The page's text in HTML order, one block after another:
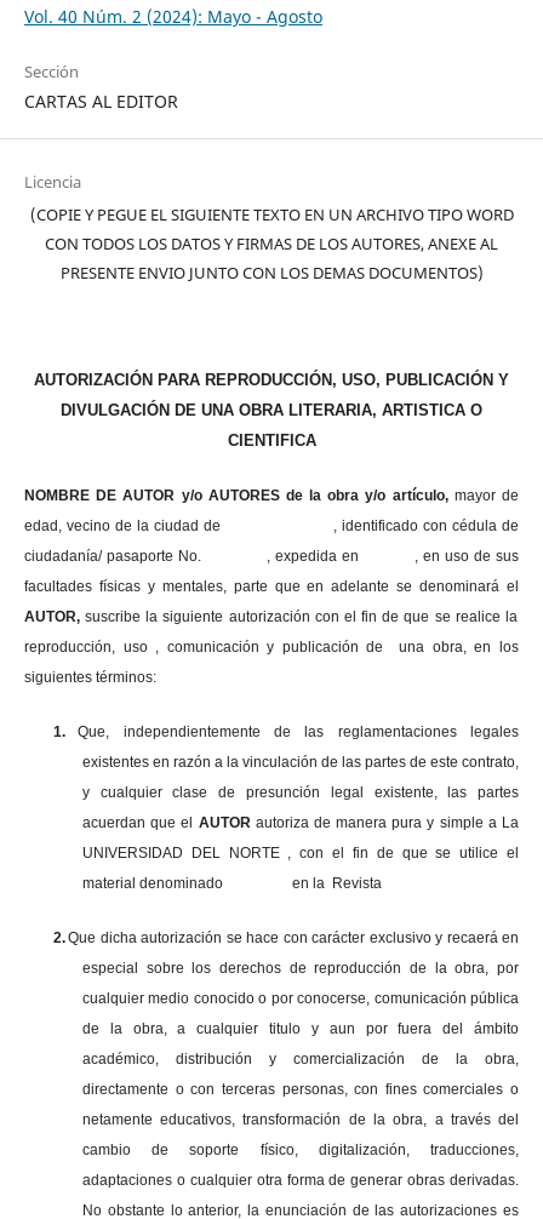
Vol. 40 Núm. 2 (2024): Mayo - Agosto
Sección
CARTAS AL EDITOR
Licencia
(COPIE Y PEGUE EL SIGUIENTE TEXTO EN UN ARCHIVO TIPO WORD
CON TODOS LOS DATOS Y FIRMAS DE LOS AUTORES, ANEXE AL
PRESENTE ENVIO JUNTO CON LOS DEMAS DOCUMENTOS)
AUTORIZACIÓN PARA REPRODUCCIÓN, USO, PUBLICACIÓN Y
DIVULGACIÓN DE UNA OBRA LITERARIA, ARTISTICA O
CIENTIFICA
NOMBRE DE AUTOR y/o AUTORES de la obra y/o artículo, mayor de
edad, vecino de la ciudad de , identificado con cédula de
ciudadanía/ pasaporte No. , expedida en , en uso de sus
facultades físicas y mentales, parte que en adelante se denominará el
AUTOR,suscribe la siguiente autorización con el fin de que se realice la
reproducción, uso , comunicación y publicación de una obra, en los
siguientes términos:
1.
Que, independientemente de las reglamentaciones legales
existentes en razón a la vinculación de las partes de este contrato,
y cualquier clase de presunción legal existente, las partes
acuerdan que el AUTOR autoriza de manera pura y simple a La
UNIVERSIDAD DEL NORTE , con el fin de que se utilice el
material denominado en la Revista
2.Que dicha autorización se hace con carácter exclusivo y recaerá en
especial sobre los derechos de reproducción de la obra, por
cualquier medio conocido o por conocerse, comunicación pública
de la obra, a cualquier titulo y aun por fuera del ámbito
académico, distribución y comercialización de la obra,
directamente o con terceras personas, con fines comerciales o
netamente educativos, transformación de la obra, a través del
cambio de soporte físico, digitalización, traducciones,
adaptaciones o cualquier otra forma de generar obras derivadas.
No obstante lo anterior, la enunciación de las autorizaciones es